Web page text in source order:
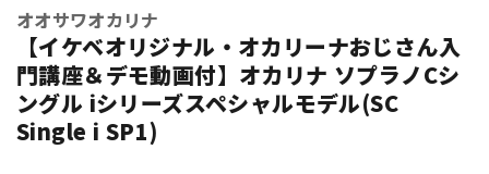
エレキギター アコギ/エレアコ
オオサワオカリナ
【イケベオリジナル・オカリーナおじさん入
門講座＆デモ動画付】オカリナ ソプラノCシ
ングル iシリーズスペシャルモデル(SC
Single i SP1)